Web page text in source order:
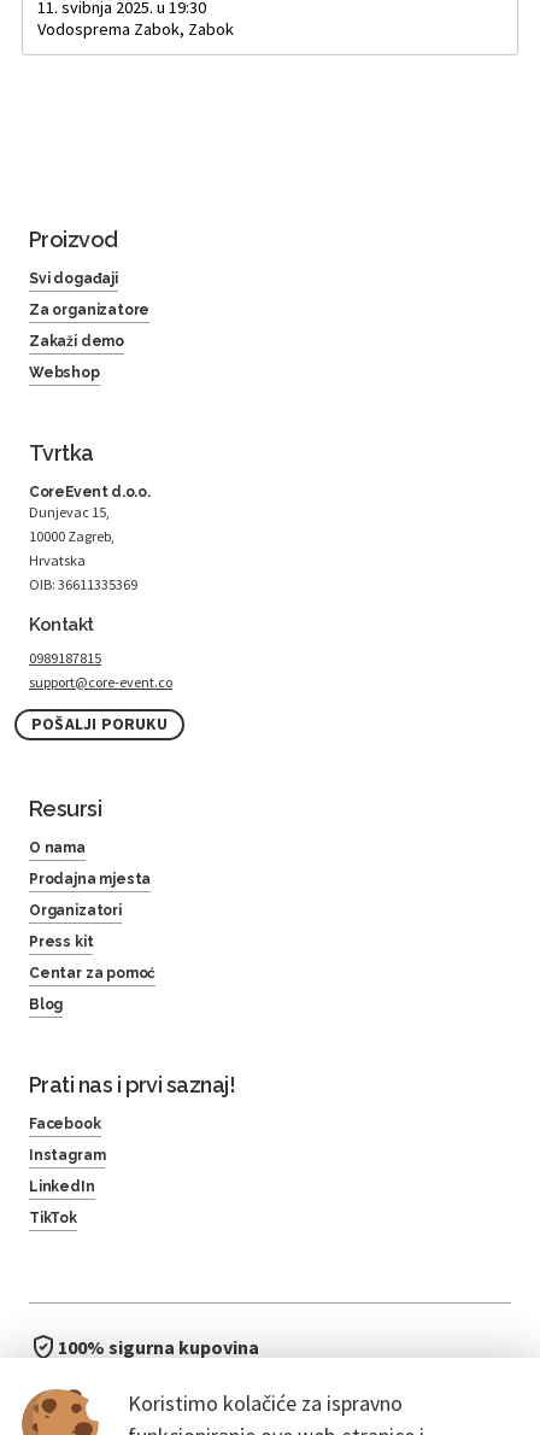
11. svibnja 2025. u 19:30
Vodosprema Zabok, Zabok
Koristimo kolačiće za ispravno
Proizvod
Svi događaji
Za organizatore
Zakaži demo
Webshop
Tvrtka
CoreEvent d.o.o.
Dunjevac 15,
10000 Zagreb,
Hrvatska
OIB: 36611335369
Kontakt
0989187815
support@core-event.co
POŠALJI PORUKU
Resursi
O nama
Prodajna mjesta
Organizatori
Press kit
Centar za pomoć
Blog
Prati nas i prvi saznaj!
Facebook
Instagram
LinkedIn
TikTok
100% sigurna kupovina
bez čekanja u redu